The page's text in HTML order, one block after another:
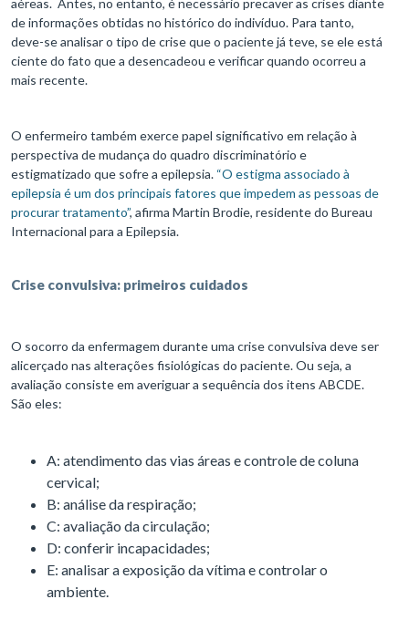
aéreas. Antes, no entanto, é necessário precaver as crises diante
de informações obtidas no histórico do indivíduo. Para tanto,
deve-se analisar o tipo de crise que o paciente já teve, se ele está
ciente do fato que a desencadeou e verificar quando ocorreu a
mais recente.
O enfermeiro também exerce papel significativo em relação à
perspectiva de mudança do quadro discriminatório e
estigmatizado que sofre a epilepsia. “O estigma associado à
epilepsia é um dos principais fatores que impedem as pessoas de
procurar tratamento”, afirma Martin Brodie, residente do Bureau
Internacional para a Epilepsia.
Crise convulsiva: primeiros cuidados
O socorro da enfermagem durante uma crise convulsiva deve ser
alicerçado nas alterações fisiológicas do paciente. Ou seja, a
avaliação consiste em averiguar a sequência dos itens ABCDE.
São eles:
A: atendimento das vias áreas e controle de coluna
cervical;
B: análise da respiração;
C: avaliação da circulação;
D: conferir incapacidades;
E: analisar a exposição da vítima e controlar o
ambiente.